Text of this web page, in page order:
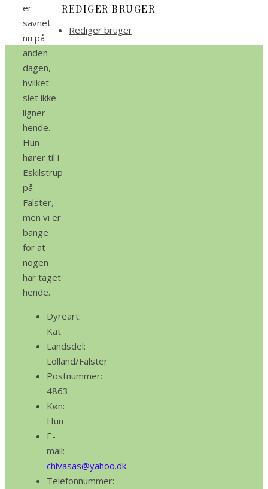
er
savnet
nu på
anden
dagen,
hvilket
slet ikke
ligner
hende.
Hun
hører til i
Eskilstrup
på
Falster,
men vi er
bange
for at
nogen
har taget
hende.
Dyreart:
Kat
Landsdel:
Lolland/Falster
Postnummer:
4863
Køn:
Hun
E-
mail:
chivasas@yahoo.dk
Telefonnummer:
REDIGER BRUGER
Rediger bruger